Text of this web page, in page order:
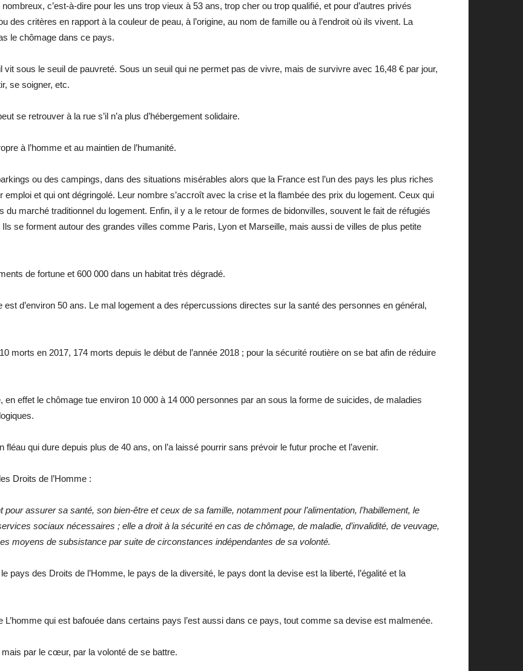
c’est-à-dire pour les uns trop vieux à 53 ans, trop cher ou trop qualifié, et pour d’autres privés
des critères en rapport à la couleur de peau, à l’origine, au nom de famille ou à l’endroit où ils vivent. La
le chômage dans ce pays.
sous le seuil de pauvreté. Sous un seuil qui ne permet pas de vivre, mais de survivre avec 16,48 € par jour,
se soigner, etc.
se retrouver à la rue s’il n’a plus d’hébergement solidaire.
à l’homme et au maintien de l’humanité.
ou des campings, dans des situations misérables alors que la France est l’un des pays les plus riches
emploi et qui ont dégringolé. Leur nombre s’accroît avec la crise et la flambée des prix du logement. Ceux qui
du marché traditionnel du logement. Enfin, il y a le retour de formes de bidonvilles, souvent le fait de réfugiés
se forment autour des grandes villes comme Paris, Lyon et Marseille, mais aussi de villes de plus petite
de fortune et 600 000 dans un habitat très dégradé.
d’environ 50 ans. Le mal logement a des répercussions directes sur la santé des personnes en général,
morts en 2017, 174 morts depuis le début de l’année 2018 ; pour la sécurité routière on se bat afin de réduire
effet le chômage tue environ 10 000 à 14 000 personnes par an sous la forme de suicides, de maladies
qui dure depuis plus de 40 ans, on l’a laissé pourrir sans prévoir le futur proche et l’avenir.
Droits de l’Homme :
assurer sa santé, son bien-être et ceux de sa famille, notamment pour l’alimentation, l’habillement, le
sociaux nécessaires ; elle a droit à la sécurité en cas de chômage, de maladie, d’invalidité, de veuvage,
moyens de subsistance par suite de circonstances indépendantes de sa volonté.
pays des Droits de l’Homme, le pays de la diversité, le pays dont la devise est la liberté, l’égalité et la
qui est bafouée dans certains pays l’est aussi dans ce pays, tout comme sa devise est malmenée.
par le cœur, par la volonté de se battre.